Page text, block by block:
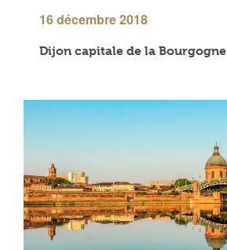
16 décembre 2018
Dijon capitale de la Bourgogne